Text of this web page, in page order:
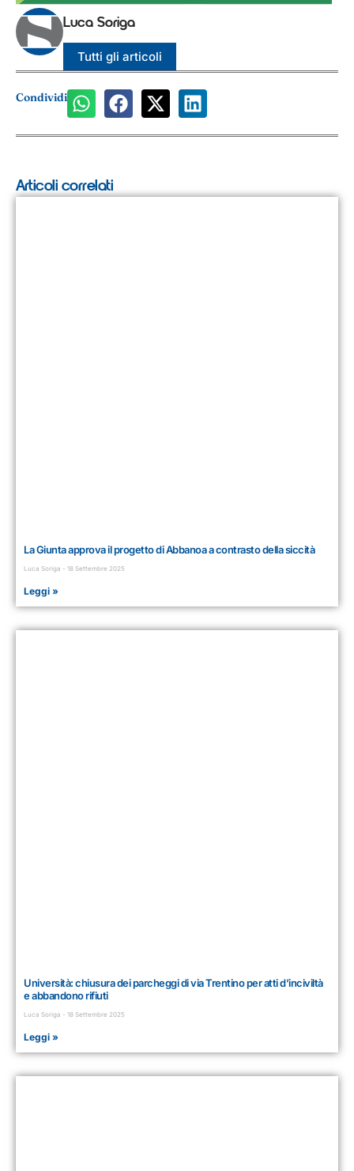
Luca Soriga
Tutti gli articoli
Condividi
Articoli correlati
La Giunta approva il progetto di Abbanoa a contrasto della siccità
Luca Soriga 18 Settembre 2025
Leggi »
Università: chiusura dei parcheggi di via Trentino per atti d’inciviltà
e abbandono rifiuti
Luca Soriga 18 Settembre 2025
Leggi »